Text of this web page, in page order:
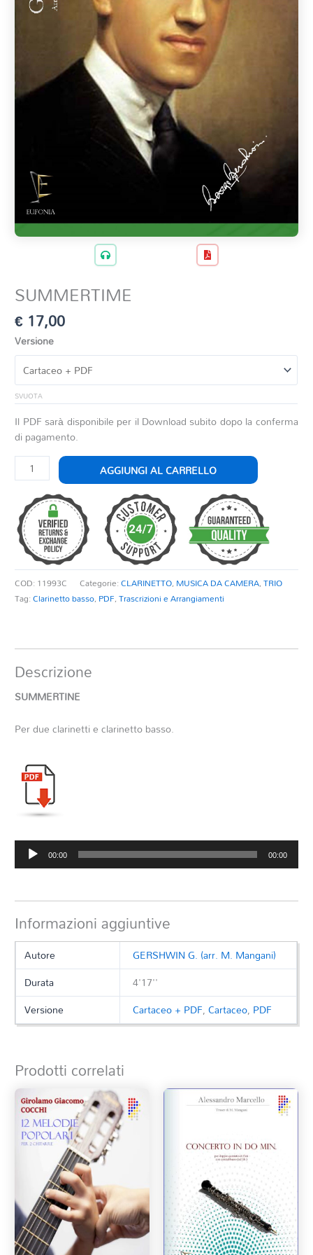
SUMMERTIME
€ 17,00
Versione
SVUOTA
Il PDF sarà disponibile per il Download subito dopo la conferma
di pagamento.
SUMMERTIME
quantità
AGGIUNGI AL CARRELLO
COD: 11993C Categorie:CLARINETTO, MUSICA DA CAMERA,TRIO
Tag:Clarinetto basso, PDF,Trascrizioni e Arrangiamenti
Descrizione
SUMMERTINE
Per due clarinetti e clarinetto basso.
Audio
Player
00:00 00:00
Informazioni aggiuntive
Autore
GERSHWIN G. (arr. M. Mangani)
Durata
4'17''
Versione
Cartaceo + PDF,Cartaceo, PDF
Prodotti correlati